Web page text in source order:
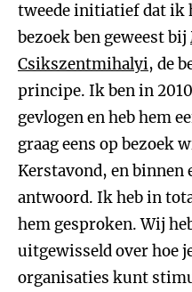
tweede initiatief dat ik
bezoek ben geweest bij
Csikszentmihalyi, de
principe. Ik ben in
gevlogen en heb hem
graag eens op bezoek
Kerstavond, en
antwoord. Ik heb in
hem gesproken. Wij
uitgewisseld over hoe
organisaties kunt